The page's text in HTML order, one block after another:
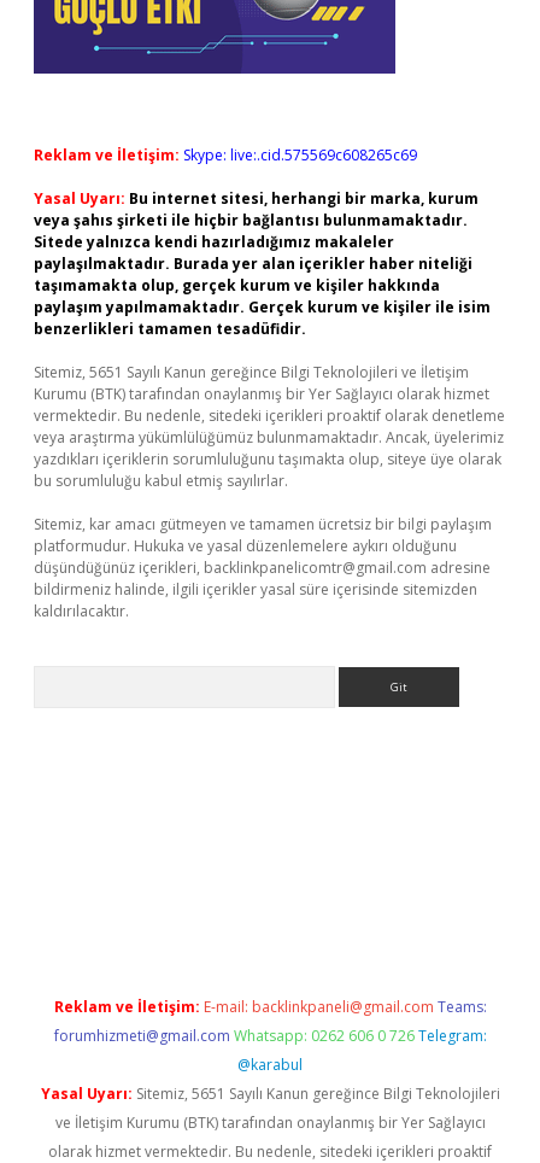
Reklam ve İletişim: Skype: live:.cid.575569c608265c69
Yasal Uyarı: Bu internet sitesi, herhangi bir marka, kurum
veya şahıs şirketi ile hiçbir bağlantısı bulunmamaktadır.
Sitede yalnızca kendi hazırladığımız makaleler
paylaşılmaktadır. Burada yer alan içerikler haber niteliği
taşımamakta olup, gerçek kurum ve kişiler hakkında
paylaşım yapılmamaktadır. Gerçek kurum ve kişiler ile isim
benzerlikleri tamamen tesadüfidir.
Sitemiz, 5651 Sayılı Kanun gereğince Bilgi Teknolojileri ve İletişim
Kurumu (BTK) tarafından onaylanmış bir Yer Sağlayıcı olarak hizmet
vermektedir. Bu nedenle, sitedeki içerikleri proaktif olarak denetleme
veya araştırma yükümlülüğümüz bulunmamaktadır. Ancak, üyelerimiz
yazdıkları içeriklerin sorumluluğunu taşımakta olup, siteye üye olarak
bu sorumluluğu kabul etmiş sayılırlar.
Sitemiz, kar amacı gütmeyen ve tamamen ücretsiz bir bilgi paylaşım
platformudur. Hukuka ve yasal düzenlemelere aykırı olduğunu
düşündüğünüz içerikleri, backlinkpanelicomtr@gmail.com adresine
bildirmeniz halinde, ilgili içerikler yasal süre içerisinde sitemizden
kaldırılacaktır.
Reklam ve İletişim: E-mail: backlinkpaneli@gmail.com Teams:
forumhizmeti@gmail.com Whatsapp: 0262 606 0 726 Telegram:
@karabul
Yasal Uyarı: Sitemiz, 5651 Sayılı Kanun gereğince Bilgi Teknolojileri
ve İletişim Kurumu (BTK) tarafından onaylanmış bir Yer Sağlayıcı
olarak hizmet vermektedir. Bu nedenle, sitedeki içerikleri proaktif